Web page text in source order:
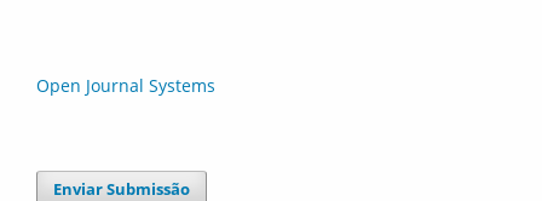
Open Journal Systems
Enviar Submissão